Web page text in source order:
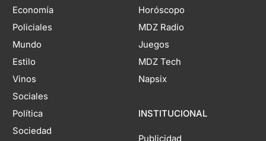
Economía
Policiales
Mundo
Estilo
Vinos
Sociales
Política
Sociedad
Horóscopo
MDZ Radio
Juegos
MDZ Tech
Napsix
INSTITUCIONAL
Publicidad